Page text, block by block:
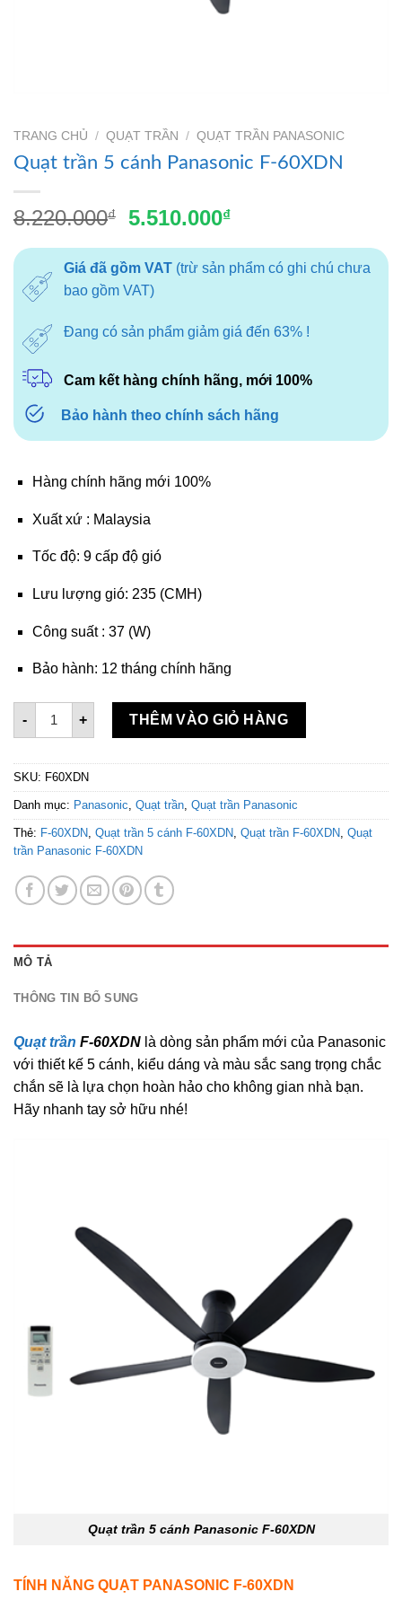
TRANG CHỦ / QUẠT TRẦN / QUẠT TRẦN PANASONIC
Quạt trần 5 cánh Panasonic F-60XDN
8.220.000₫
Giá
là:
8.220.000₫.
5.510.000₫Giá
tại
là:
Giá đã gồm VAT(trừ sản phẩm có ghi chú chưa
bao gồm VAT)
Đang có sản phẩm giảm giá đến 63% !
Cam kết hàng chính hãng, mới 100%
Bảo hành theo chính sách hãng
Hàng chính hãng mới 100%
Xuất xứ : Malaysia
Tốc độ: 9 cấp độ gió
Lưu lượng gió: 235 (CMH)
Công suất : 37 (W)
Bảo hành: 12 tháng chính hãng
-
Quạt trần 5 cánh Panasonic F-60XDN số lượng
+ THÊM VÀO GIỎ HÀNG
SKU: F60XDN
Danh mục: Panasonic Quạt trần Quạt trần Panasonic
Thẻ: F-60XDN Quạt trần 5 cánh F-60XDN Quạt trần F-60XDN Quạt
trần Panasonic F-60XDN
MÔ TẢ
THÔNG TIN BỔ SUNG
Quạt trần F-60XDN là dòng sản phẩm mới của Panasonic
với thiết kế 5 cánh, kiểu dáng và màu sắc sang trọng chắc
chắn sẽ là lựa chọn hoàn hảo cho không gian nhà bạn.
Hãy nhanh tay sở hữu nhé!
Quạt trần 5 cánh Panasonic F-60XDN
TÍNH NĂNG QUẠT PANASONIC F-60XDN